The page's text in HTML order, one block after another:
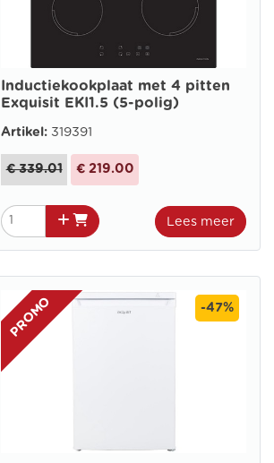
Inductiekookplaat met 4 pitten
Exquisit EKI1.5 (5-polig)
Artikel: 319391
€ 339.01 € 219.00
Lees meer
PROMO -47%